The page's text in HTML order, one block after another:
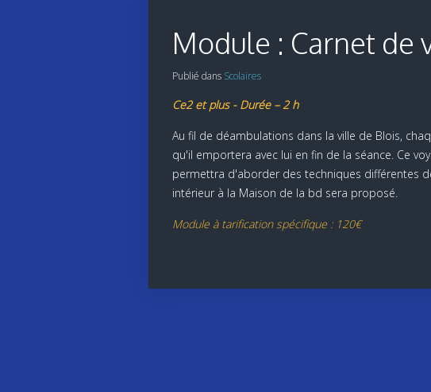
Module : Carnet de
Publié dans Scolaires
Ce2 et plus - Durée – 2 h
Au fil de déambulations dans la ville de Blois,
qu'il emportera avec lui en fin de la séance. Ce
permettra d'aborder des techniques différentes
intérieur à la Maison de la bd sera proposé.
Module à tarification spécifique : 120€